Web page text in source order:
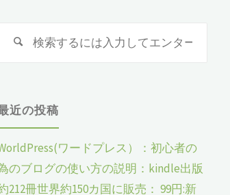
検
近の投稿
ワードプレス）：初心者の
のブログの使い方の説明：kindle出版
212冊世界約150カ国に販売： 99円:新